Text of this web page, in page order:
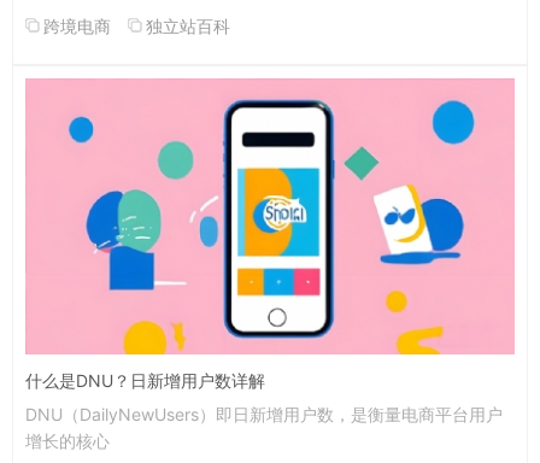
跨境电商
独立站百科
什么是DNU？日新增用户数详解
DNU（DailyNewUsers）即日新增用户数，是衡量电商平台用户
增长的核心